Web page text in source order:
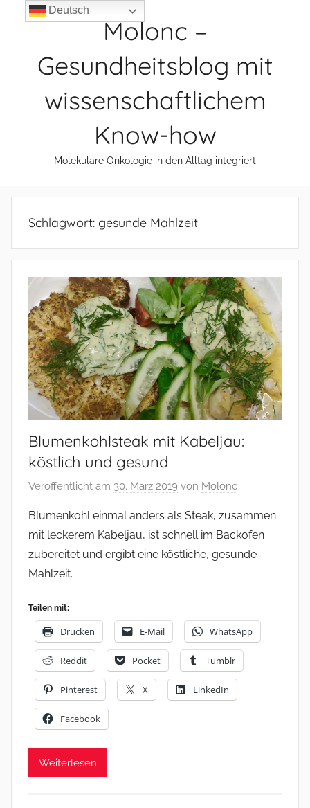
Molonc –
Gesundheitsblog mit
wissenschaftlichem
Know-how
Molekulare Onkologie in den Alltag integriert
Schlagwort: gesunde Mahlzeit
Blumenkohlsteak mit Kabeljau:
köstlich und gesund
Veröffentlicht am 30. März 2019 von Molonc
Blumenkohl einmal anders als Steak, zusammen
mit leckerem Kabeljau, ist schnell im Backofen
zubereitet und ergibt eine köstliche, gesunde
Mahlzeit.
Teilen mit:
Drucken E-Mail WhatsApp
Reddit Pocket Tumblr
Pinterest X LinkedIn
Facebook
Weiterlesen
Deutsch